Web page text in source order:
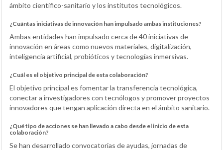
ámbito científico-sanitario y los institutos tecnológicos.
¿Cuántas iniciativas de innovación han impulsado ambas instituciones?
Ambas entidades han impulsado cerca de 40 iniciativas de
innovación en áreas como nuevos materiales, digitalización,
inteligencia artificial, probióticos y tecnologías inmersivas.
¿Cuál es el objetivo principal de esta colaboración?
El objetivo principal es fomentar la transferencia tecnológica,
conectar a investigadores con tecnólogos y promover proyectos
innovadores que tengan aplicación directa en el ámbito sanitario.
¿Qué tipo de acciones se han llevado a cabo desde el inicio de esta
colaboración?
Se han desarrollado convocatorias de ayudas, jornadas de